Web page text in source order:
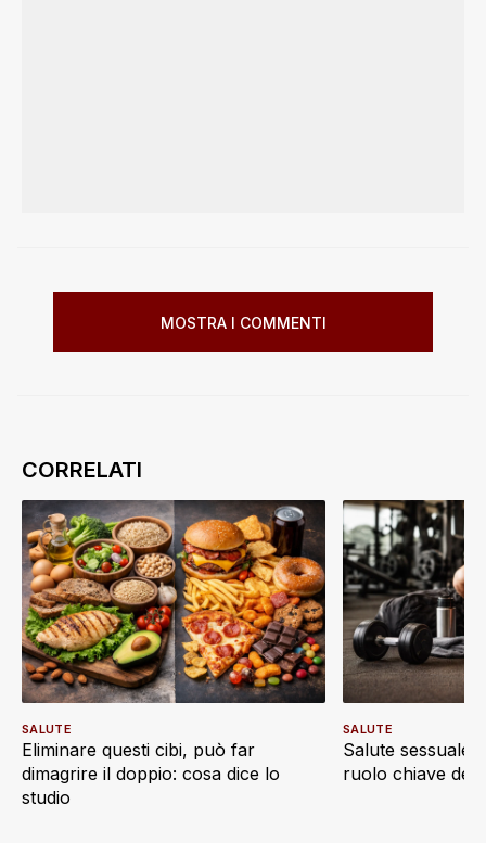
MOSTRA I COMMENTI
Eliminare questi cibi, può far
dimagrire il doppio: cosa dice lo
studio
SALUTE
Salute sessuale
ruolo chiave
SALUTE